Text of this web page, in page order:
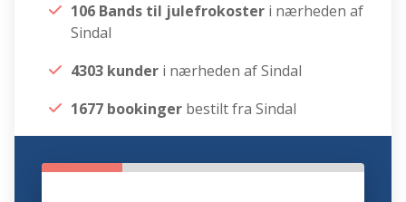
106 Bands til julefrokoster i nærheden af
Sindal
4303 kunder i nærheden af Sindal
1677 bookinger bestilt fra Sindal